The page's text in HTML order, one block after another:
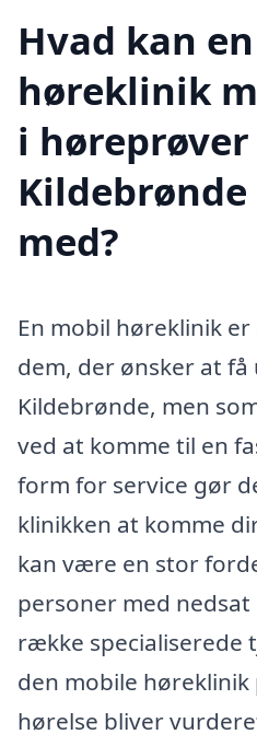
Hvad kan
høreklinik
i høreprøver
med?
En mobil høreklinik
dem, der ønsker at
Kildebrønde, men
ved at komme til en
form for service gør
klinikken at komme
kan være en stor
personer med
række specialiserede
den mobile høreklinik
hørelse bliver